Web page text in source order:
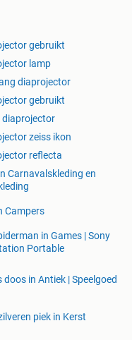
gebruikt
lamp
diaprojector
gebruikt
diaprojector
zeiss ikon
reflecta
Carnavalskleding en
Campers
in Games | Sony
Portable
doos in Antiek | Speelgoed
piek in Kerst